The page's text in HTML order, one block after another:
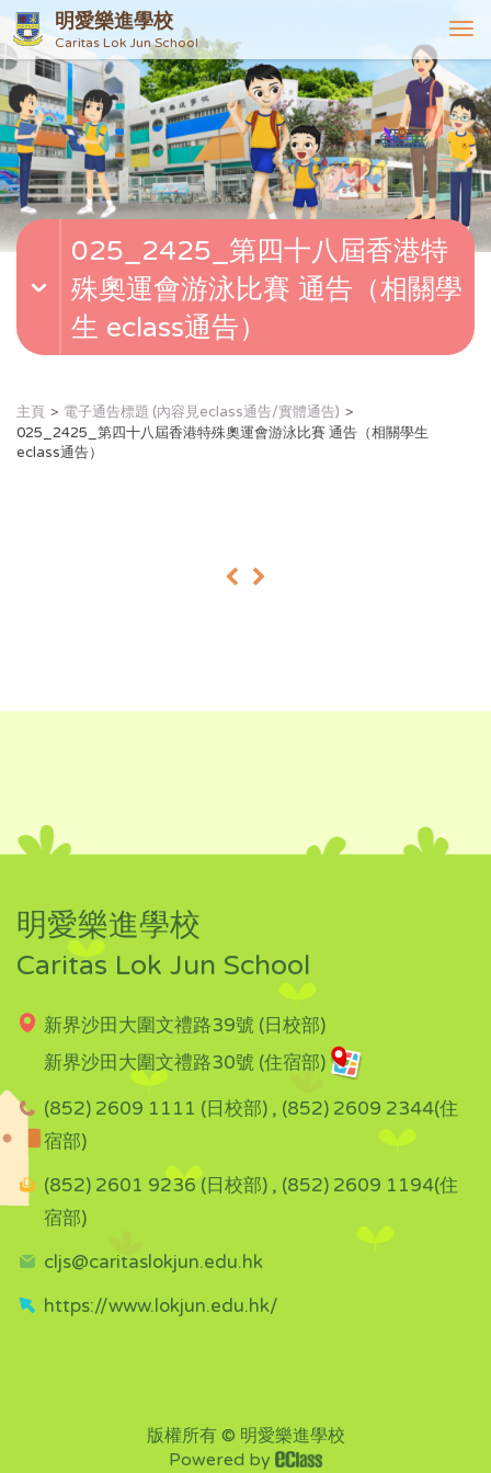
明愛樂進學校
Caritas Lok Jun School
T
o
g
g
l
e
n
v
a
i
025_2425_第四十八屆香港特
殊奧運會游泳比賽 通告（相關學
生 eclass通告）
主頁
電子通告標題 (內容見eclass通告/實體通告)
025_2425_第四十八屆香港特殊奧運會游泳比賽 通告（相關學生
eclass通告）
« »
明愛樂進學校
Caritas Lok Jun School
新界沙田大圍文禮路39號 (日校部)
新界沙田大圍文禮路30號 (住宿部)
(852) 2609 1111 (日校部) , (852) 2609 2344(住
宿部)
(852) 2601 9236 (日校部) , (852) 2609 1194(住
宿部)
cljs@caritaslokjun.edu.hk
https://www.lokjun.edu.hk/
版權所有 © 明愛樂進學校
Powered by